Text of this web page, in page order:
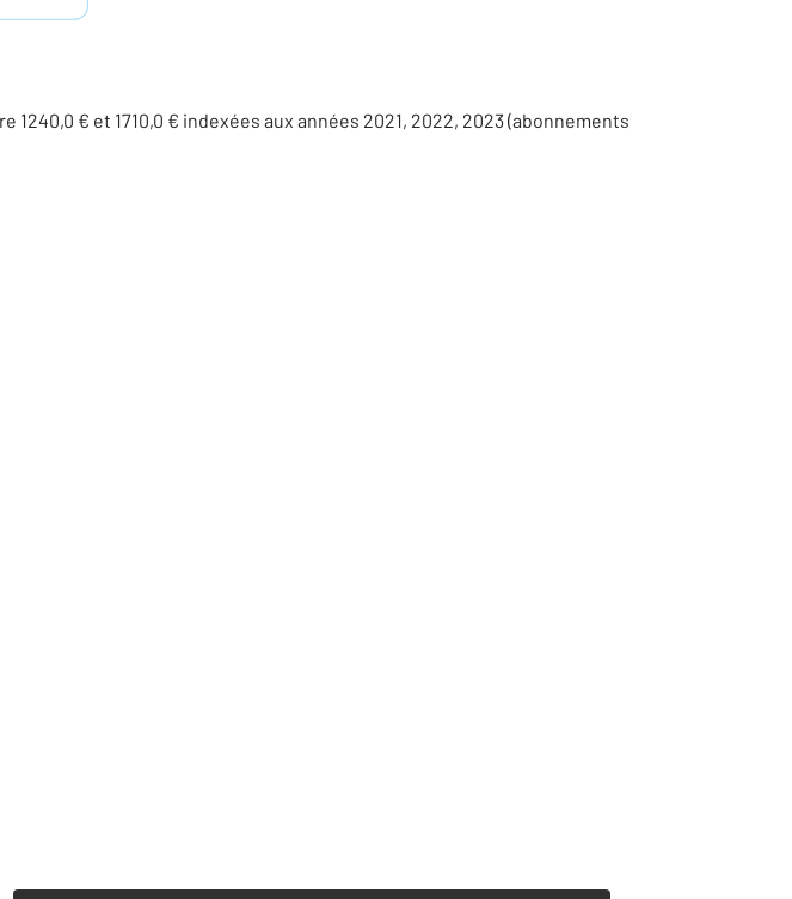
€ et 1710,0 € indexées aux années 2021, 2022, 2023 (abonnements